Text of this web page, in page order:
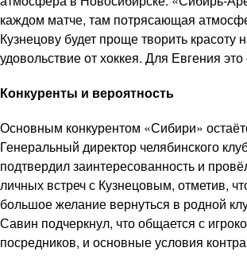
каждом матче, там потрясающая
Кузнецову будет проще творить красоту
удовольствие от хоккея. Для Евгения
Конкуренты и вероятность
Основным конкурентом «Сибири»
Генеральный директор челябинского
подтвердил заинтересованность и
личных встреч с Кузнецовым, отметив,
большое желание вернуться в родной
Савин подчеркнул, что общается с
посредников, и основные условия